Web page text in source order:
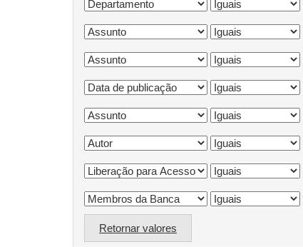
Retornar valores